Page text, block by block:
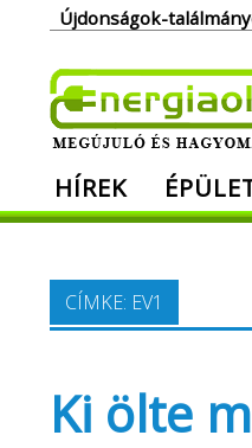
Újdonságok-
Megújuló és
HÍREK
CÍMKE: EV1
Ki ölte